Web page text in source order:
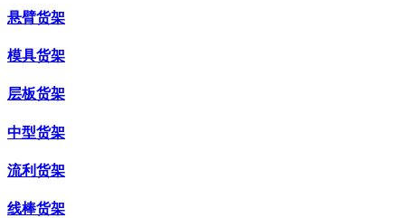
悬臂货架
模具货架
层板货架
中型货架
流利货架
线棒货架